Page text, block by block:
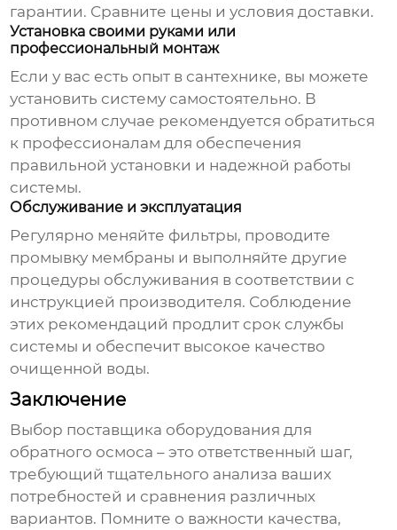
гарантии. Сравните цены и условия доставки.
Установка своими руками или
профессиональный монтаж
Если у вас есть опыт в сантехнике, вы можете
установить систему самостоятельно. В
противном случае рекомендуется обратиться
к профессионалам для обеспечения
правильной установки и надежной работы
системы.
Обслуживание и эксплуатация
Регулярно меняйте фильтры, проводите
промывку мембраны и выполняйте другие
процедуры обслуживания в соответствии с
инструкцией производителя. Соблюдение
этих рекомендаций продлит срок службы
системы и обеспечит высокое качество
очищенной воды.
Заключение
Выбор поставщика оборудования для
обратного осмоса – это ответственный шаг,
требующий тщательного анализа ваших
потребностей и сравнения различных
вариантов. Помните о важности качества,